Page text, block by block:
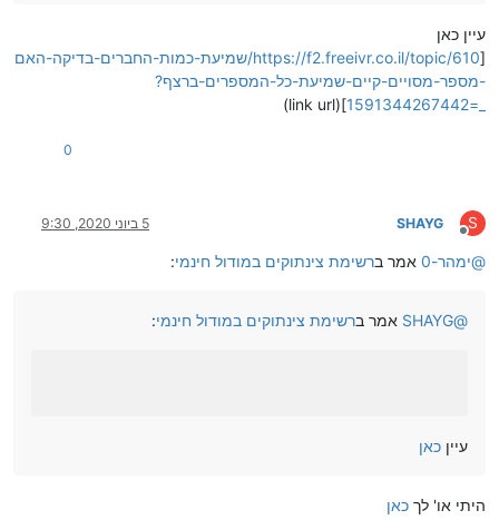
עיין כאן
[
https://f2.freeivr.co.il/topic/610/שמיעת-כמות-החברים-בדיקה-האם
-מספר-מסויים-קיים-שמיעת-כל-המספרים-ברצף?
_=1591344267442
](link url)
0
S
מנותק
SHAYG 5 ביוני 2020, 9:30
@ימהר-0 אמר ברשימת צינתוקים במודול חינמי:
@
SHAYG אמר ברשימת צינתוקים במודול חינמי:
עיין כאן
היתי או' לך כאן